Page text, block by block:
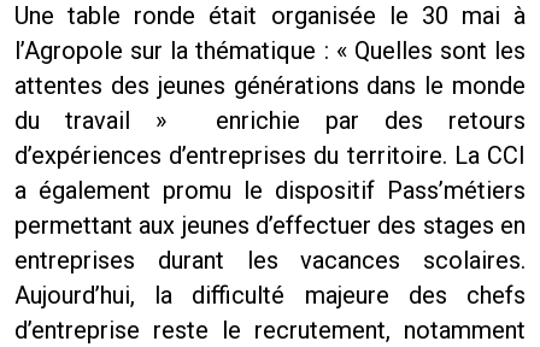
Une table ronde était organisée le 30 mai à
l’Agropole sur la thématique : « Quelles sont les
attentes des jeunes générations dans le monde
du travail » enrichie par des retours
d’expériences d’entreprises du territoire. La CCI
a également promu le dispositif Pass’métiers
permettant aux jeunes d’effectuer des stages en
entreprises durant les vacances scolaires.
Aujourd’hui, la difficulté majeure des chefs
d’entreprise reste le recrutement, notamment